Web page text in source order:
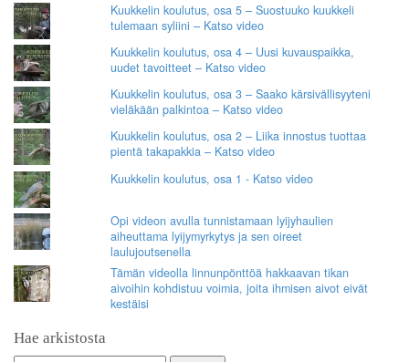
Kuukkelin koulutus, osa 5 – Suostuuko kuukkeli
tulemaan syliini – Katso video
Kuukkelin koulutus, osa 4 – Uusi kuvauspaikka,
uudet tavoitteet – Katso video
Kuukkelin koulutus, osa 3 – Saako kärsivällisyyteni
vieläkään palkintoa – Katso video
Kuukkelin koulutus, osa 2 – Liika innostus tuottaa
pientä takapakkia – Katso video
Kuukkelin koulutus, osa 1 - Katso video
Opi videon avulla tunnistamaan lyijyhaulien
aiheuttama lyijymyrkytys ja sen oireet
laulujoutsenella
Tämän videolla linnunpönttöä hakkaavan tikan
aivoihin kohdistuu voimia, joita ihmisen aivot eivät
kestäisi
Hae arkistosta